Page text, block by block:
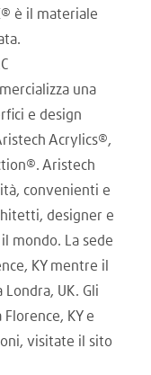
è il materiale
una
e design
Acrylics®,
Aristech
convenienti e
designer e
mondo. La sede
KY mentre il
UK. Gli
KY e
visitate il sito